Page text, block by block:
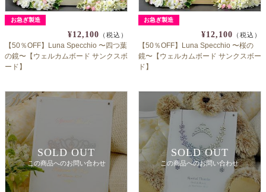
お急ぎ製造
¥12,100 （税込）
【50％OFF】Luna Specchio 〜四つ葉
の鏡〜【ウェルカムボード サンクスボ
ード】
お急ぎ製造
¥12,100 （税込）
【50％OFF】Luna Specchio 〜桜の
鏡〜【ウェルカムボード サンクスボー
ド】
SOLD OUT
この商品へのお問い合わせ
SOLD OUT
この商品へのお問い合わせ